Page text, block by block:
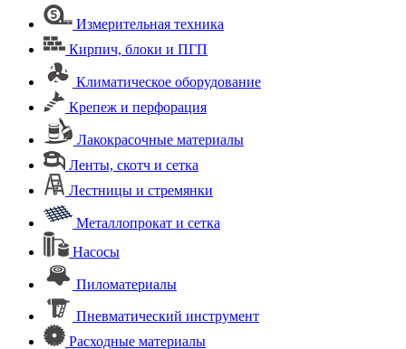
Измерительная техника
Кирпич, блоки и ПГП
Климатическое оборудование
Крепеж и перфорация
Лакокрасочные материалы
Ленты, скотч и сетка
Лестницы и стремянки
Металлопрокат и сетка
Насосы
Пиломатериалы
Пневматический инструмент
Расходные материалы